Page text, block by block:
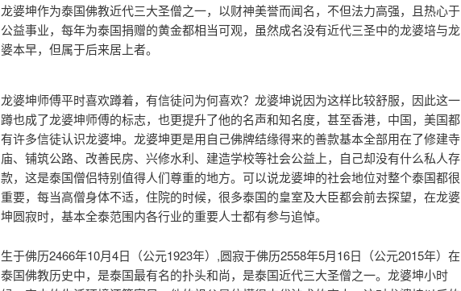
龙婆坤作为泰国佛教近代三大圣僧之一，以财神美誉而闻名，不但法力高强，且热心于
公益事业，每年为泰国捐赠的黄金都相当可观，虽然成名没有近代三圣中的龙婆培与龙
婆本早，但属于后来居上者。
龙婆坤师傅平时喜欢蹲着，有信徒问为何喜欢？龙婆坤说因为这样比较舒服，因此这一
蹲也成了龙婆坤师傅的标志，也更提升了他的名声和知名度，甚至香港，中国，美国都
有许多信徒认识龙婆坤。龙婆坤更是用自己佛牌结缘得来的善款基本全部用在了修建寺
庙、铺筑公路、改善民房、兴修水利、建造学校等社会公益上，自己却没有什么私人存
款，这是泰国僧侣特别值得人们尊重的地方。可以说龙婆坤的社会地位对整个泰国都很
重要，每当高僧身体不适，住院的时候，很多泰国的皇室及大臣都会前去探望，在龙婆
坤圆寂时，基本全泰范围内各行业的重要人士都有参与追悼。
生于佛历2466年10月4日（公元1923年）,圆寂于佛历2558年5月16日（公元2015年）在
泰国佛教历史中，是泰国最有名的扑头和尚，是泰国近代三大圣僧之一。龙婆坤小时